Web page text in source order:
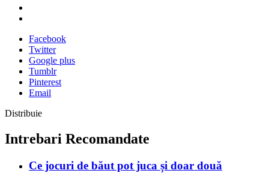
Facebook
Twitter
Google plus
Tumblr
Pinterest
Email
Distribuie
Intrebari Recomandate
Ce jocuri de băut pot juca și doar două